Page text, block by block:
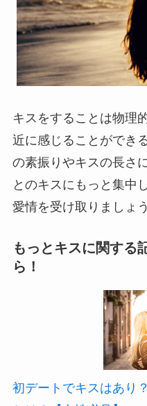
キスをすることは物理
近に感じることができ
の素振りやキスの長さ
とのキスにもっと集中
愛情を受け取りましょ
もっとキスに関する
ら！
初デートでキスはあり